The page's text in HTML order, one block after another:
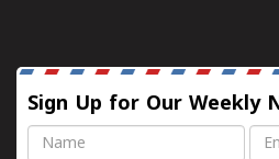
Sign Up for Our Weekly
Name